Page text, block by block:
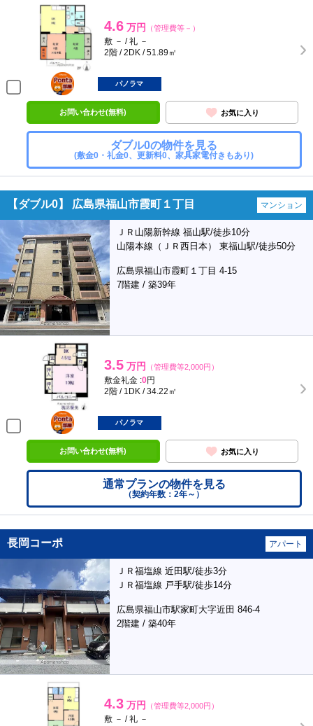
4.6 万円 （管理費等－）
敷 － / 礼 －
2階 / 2DK / 51.89㎡
ポンタ
部屋
パノラマ
お問い合わせ(無料) お気に入り
ダブル0の物件を見る
(敷金0・礼金0、更新料0、家具家電付きもあり)
【ダブル0】 広島県福山市霞町１丁目 マンション
ＪＲ山陽新幹線 福山駅/徒歩10分
山陽本線（ＪＲ西日本） 東福山駅/徒歩50分
広島県福山市霞町１丁目 4-15
7階建 / 築39年
3.5 万円 （管理費等2,000円）
敷金礼金 :0円
2階 / 1DK / 34.22㎡
ポンタ
部屋
パノラマ
お問い合わせ(無料) お気に入り
通常プランの物件を見る
（契約年数：2年～）
長岡コーポ アパート
ＪＲ福塩線 近田駅/徒歩3分
ＪＲ福塩線 戸手駅/徒歩14分
広島県福山市駅家町大字近田 846-4
2階建 / 築40年
4.3 万円 （管理費等2,000円）
敷 － / 礼 －